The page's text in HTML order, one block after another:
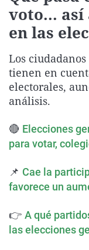
voto...
en las
Los
tienen en
electorales,
análisis.
🔴 Elecciones
para votar,
📌 Cae la
favorece un
👉 A qué
las elecciones